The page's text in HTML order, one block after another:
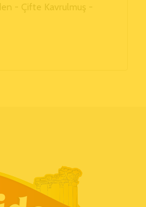
- Çifte Kavrulmuş -